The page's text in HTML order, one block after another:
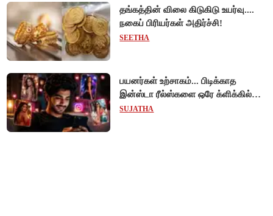
தங்கத்தின் விலை கிடுகிடு உயர்வு....
நகைப் பிரியர்கள் அதிர்ச்சி!
SEETHA
பயனர்கள் உற்சாகம்... பிடிக்காத
இன்ஸ்டா ரீல்ஸ்களை ஒரே க்ளிக்கில்
மாற்றியமைக்கலாம்!
SUJATHA